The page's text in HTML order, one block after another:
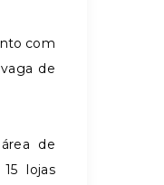
com
de
de
lojas